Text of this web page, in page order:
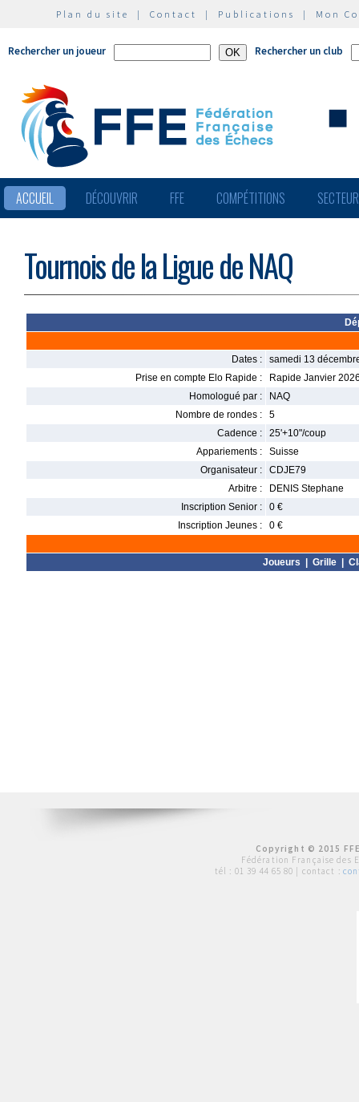
Plan du site | Contact | Publications | Mon
Rechercher un joueur Rechercher un club
ACCUEIL DÉCOUVRIR FFE COMPÉTITIONS
Tournois de la Ligue de NAQ
Dates :
samedi 13
Prise en compte Elo Rapide :
Rapide Janvier
Homologué par :
NAQ
Nombre de rondes :
5
Cadence :
25'+10"/coup
Appariements :
Suisse
Organisateur :
CDJE79
Arbitre :
DENIS Stephane
Inscription Senior :
0 €
Inscription Jeunes :
0 €
Joueurs Grille|
Copyright © 2015
Fédération Française des
tél : 01 39 44 65 80 | contact :